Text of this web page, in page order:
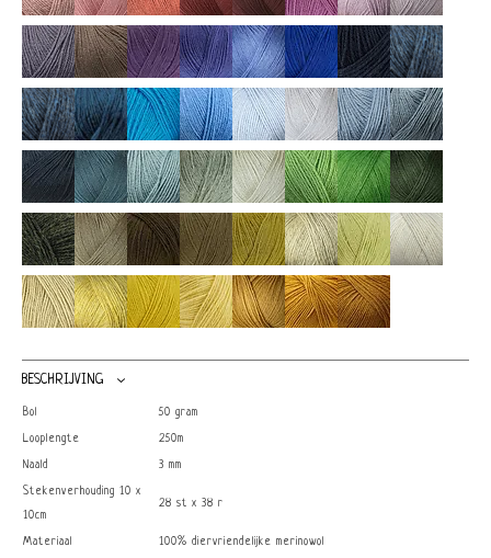
BESCHRIJVING
Bol 50 gram
Looplengte 250m
Naald 3 mm
Stekenverhouding 10 x
10cm
28 st x 38 r
Materiaal 100% diervriendelijke merinowol